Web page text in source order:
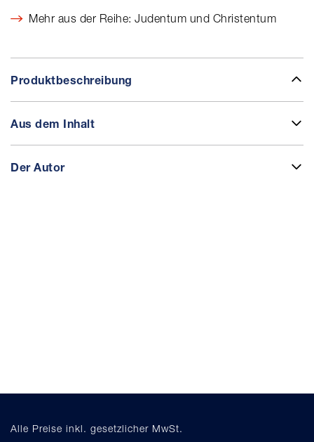
Mehr aus der Reihe: Judentum und Christentum
Produktbeschreibung
Aus dem Inhalt
Der Autor
Alle Preise inkl. gesetzlicher MwSt.